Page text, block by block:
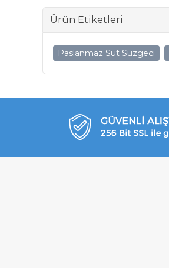
Ürün Etiketleri
Paslanmaz Süt Süzgeci